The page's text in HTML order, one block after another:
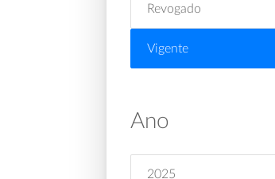
Revogado
Vigente
Ano
2025